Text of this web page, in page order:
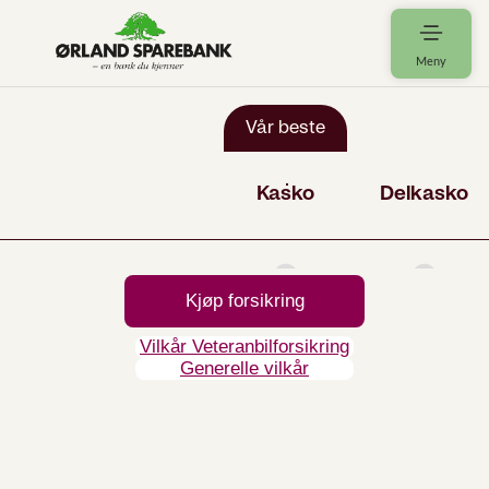
Meny
Kjøp forsikring
Vilkår Veteranbilforsikring
Generelle vilkår